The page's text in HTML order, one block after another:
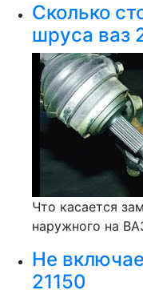
Сколько
шруса ваз
Что касается
наружного на
Не
21150